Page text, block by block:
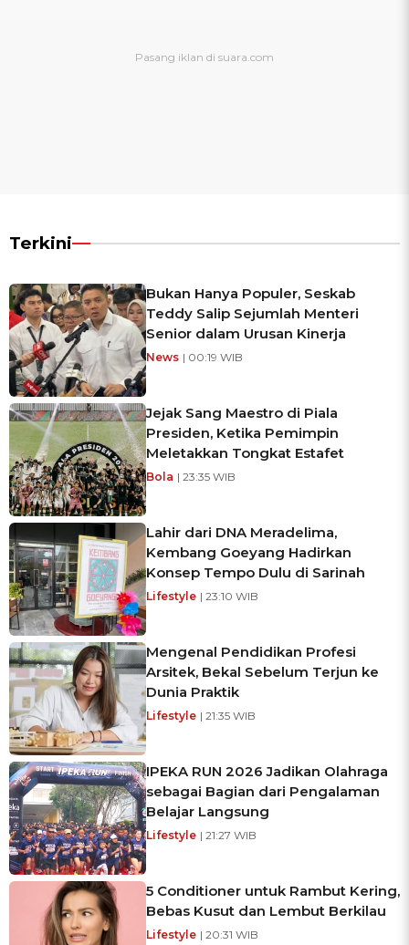
Terkini
Bukan Hanya Populer, Seskab
Teddy Salip Sejumlah Menteri
Senior dalam Urusan Kinerja
News | 00:19 WIB
Jejak Sang Maestro di Piala
Presiden, Ketika Pemimpin
Meletakkan Tongkat Estafet
Bola | 23:35 WIB
Lahir dari DNA Meradelima,
Kembang Goeyang Hadirkan
Konsep Tempo Dulu di Sarinah
Lifestyle | 23:10 WIB
Mengenal Pendidikan Profesi
Arsitek, Bekal Sebelum Terjun ke
Dunia Praktik
Lifestyle | 21:35 WIB
IPEKA RUN 2026 Jadikan Olahraga
sebagai Bagian dari Pengalaman
Belajar Langsung
Lifestyle | 21:27 WIB
5 Conditioner untuk Rambut Kering,
Bebas Kusut dan Lembut Berkilau
Lifestyle | 20:31 WIB